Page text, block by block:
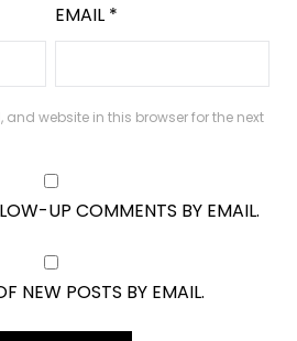
EMAIL *
website in this browser for the next
UP COMMENTS BY EMAIL.
NEW POSTS BY EMAIL.